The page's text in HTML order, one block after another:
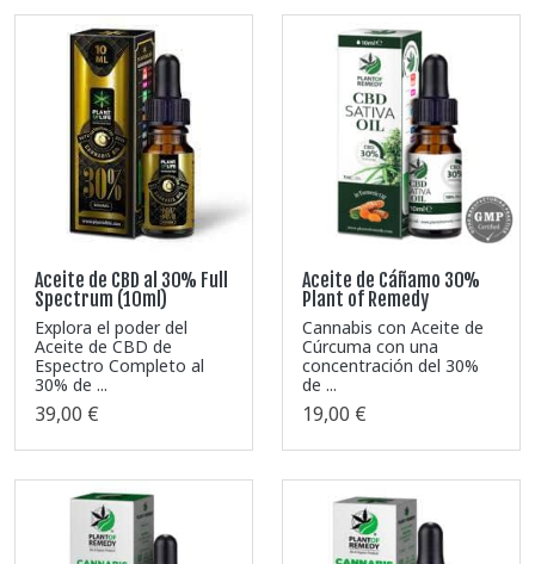
Aceite de CBD al 30% Full
Spectrum (10ml)
Explora el poder del
Aceite de CBD de
Espectro Completo al
30% de ...
39,00 €
Aceite de Cáñamo 30%
Plant of Remedy
Cannabis con Aceite de
Cúrcuma con una
concentración del 30%
de ...
19,00 €